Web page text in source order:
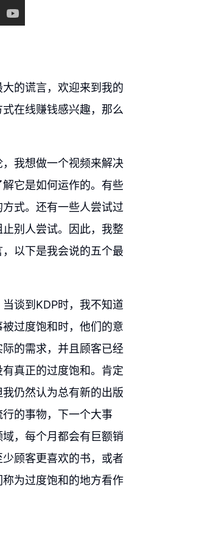
的谎言，欢迎来到我的
在线赚钱感兴趣，那么
我想做一个视频来解决
它是如何运作的。有些
式。还有一些人尝试过
别人尝试。因此，我整
以下是我会说的五个最
谈到KDP时，我不知道
过度饱和时，他们的意
的需求，并且顾客已经
真正的过度饱和。肯定
仍然认为总有新的出版
的事物，下一个大事
，每个月都会有巨额销
顾客更喜欢的书，或者
为过度饱和的地方看作